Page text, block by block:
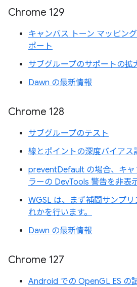
Chrome 129
キャンバス トーン マッピン
ポート
サブグループのサポートの拡
Dawn の最新情報
Chrome 128
サブグループのテスト
線とポイントの深度バイアス
preventDefault の場合、キャ
ラーの DevTools 警告を非表
WGSL は、まず補間サンプ
れかを行います。
Dawn の最新情報
Chrome 127
Android での OpenGL ES の